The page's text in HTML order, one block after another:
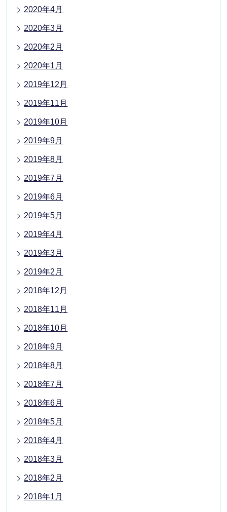
2020年4月
2020年3月
2020年2月
2020年1月
2019年12月
2019年11月
2019年10月
2019年9月
2019年8月
2019年7月
2019年6月
2019年5月
2019年4月
2019年3月
2019年2月
2018年12月
2018年11月
2018年10月
2018年9月
2018年8月
2018年7月
2018年6月
2018年5月
2018年4月
2018年3月
2018年2月
2018年1月